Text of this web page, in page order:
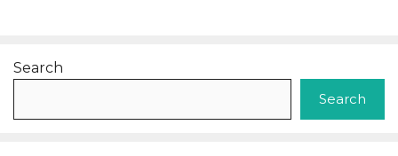
Search
Search